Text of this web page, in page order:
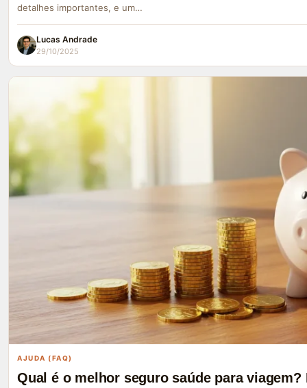
detalhes importantes, e um…
Lucas Andrade
29/10/2025
AJUDA (FAQ)
Qual é o melhor seguro saúde para